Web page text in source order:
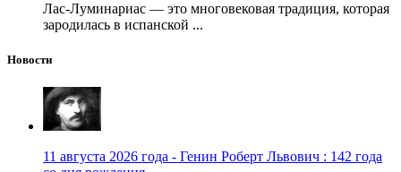
Лас-Луминариас — это многовековая традиция, которая
зародилась в испанской ...
Новости
11 августа 2026 года - Генин Роберт Львович : 142 года